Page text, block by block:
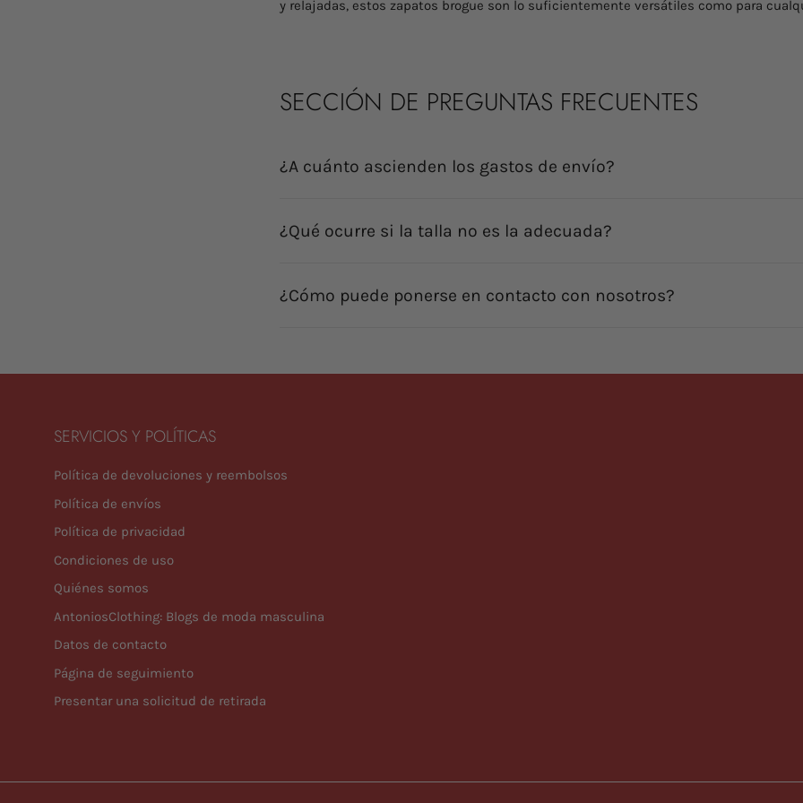
y relajadas, estos zapatos brogue son lo suficientemente versátiles como para
SECCIÓN DE PREGUNTAS FRECUENTES
¿A cuánto ascienden los gastos de envío?
¿Qué ocurre si la talla no es la adecuada?
¿Cómo puede ponerse en contacto con nosotros?
SERVICIOS Y POLÍTICAS
Política de devoluciones y reembolsos
Política de envíos
Política de privacidad
Condiciones de uso
Quiénes somos
AntoniosClothing: Blogs de moda masculina
Datos de contacto
Página de seguimiento
Presentar una solicitud de retirada